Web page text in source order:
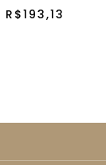
R$193,13